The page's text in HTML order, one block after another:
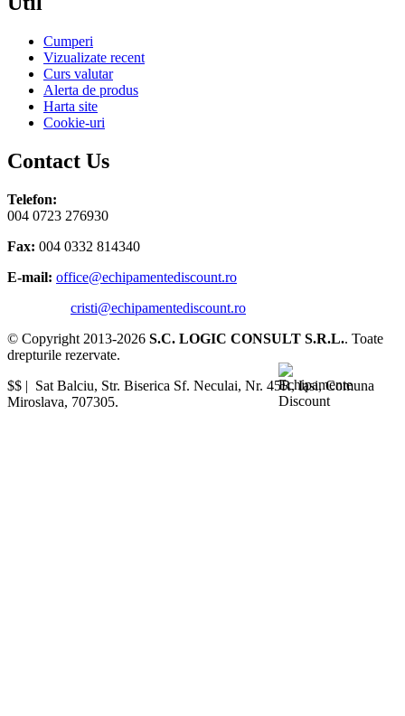
Cumperi
Vizualizate recent
Curs valutar
Alerta de produs
Harta site
Cookie-uri
Contact Us
Telefon:
004 0723 276930
Fax: 004 0332 814340
E-mail: office@echipamentediscount.ro
cristi@echipamentediscount.ro
© Copyright 2013-2026 S.C. LOGIC CONSULT S.R.L.. Toate
drepturile rezervate.
$$ | Sat Balciu, Str. Biserica Sf. Neculai, Nr. 45R,Iasi,Comuna
Miroslava, 707305.